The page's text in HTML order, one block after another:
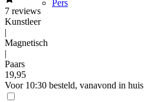
Pers
7 reviews
Kunstleer
|
Magnetisch
|
Paars
19,95
Voor 10:30 besteld, vanavond in huis